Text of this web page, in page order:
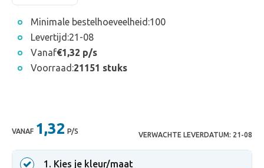
Minimale bestelhoeveelheid:100
Levertijd:21-08
Vanaf€1,32 p/s
Voorraad:21151 stuks
VANAF 1,32 P/S VERWACHTE LEVERDATUM: 21-08
1 . Kies je kleur/maat